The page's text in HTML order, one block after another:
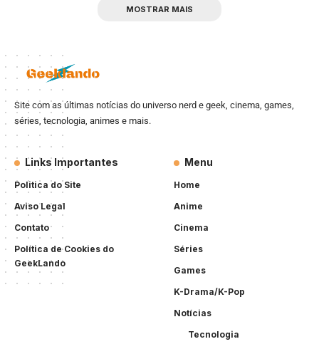
MOSTRAR MAIS
Site com as últimas notícias do universo nerd e geek, cinema, games,
séries, tecnologia, animes e mais.
Links Importantes
Politica do Site
Aviso Legal
Contato
Política de Cookies do
GeekLando
Menu
Home
Anime
Cinema
Séries
Games
K-Drama/K-Pop
Notícias
Tecnologia